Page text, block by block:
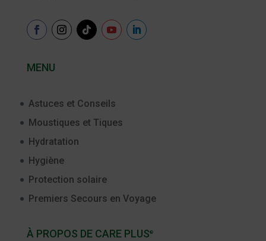
MENU
Astuces et Conseils
Moustiques et Tiques
Hydratation
Hygiène
Protection solaire
Premiers Secours en Voyage
À PROPOS DE CARE PLUS®